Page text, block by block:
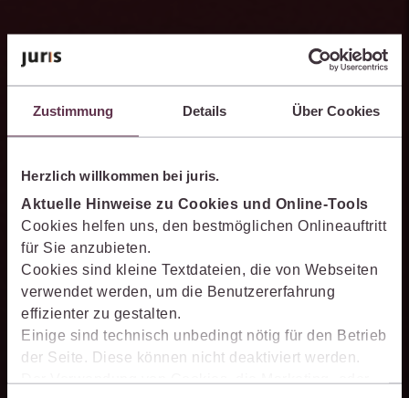
Zustimmung Details Über Cookies
Herzlich willkommen bei juris.
Aktuelle Hinweise zu Cookies und Online-Tools
Cookies helfen uns, den bestmöglichen Onlineauftritt
für Sie anzubieten.
Cookies sind kleine Textdateien, die von Webseiten
verwendet werden, um die Benutzererfahrung
effizienter zu gestalten.
Einige sind technisch unbedingt nötig für den Betrieb
der Seite. Diese können nicht deaktiviert werden.
Der Verwendung von Cookies, die Marketing- oder
Schneller analysieren
Die juris KI-Suite beschleunigt die Analyse komplexer
einzuordnen, Zusammenhänge zu erkennen und belastbare
Ansatzpunkte für die weitere Bearbeitung zu gewinnen. Dabei
können Sie sich auf die Quellenqualität und die Aktualität des
juris Datenraums verlassen.
PromptManager